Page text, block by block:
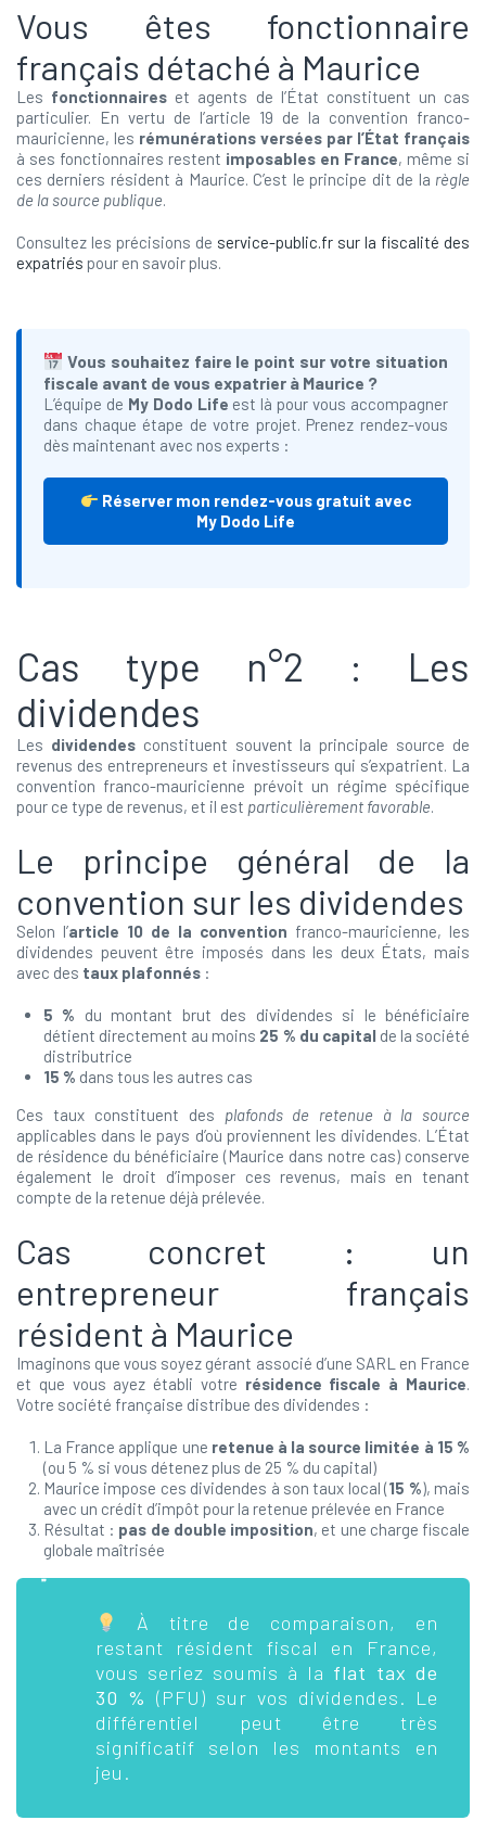
Vous êtes fonctionnaire
français détaché à Maurice
Les fonctionnaires et agents de l’État constituent un cas
particulier. En vertu de l’article 19 de la convention franco-
mauricienne, les rémunérations versées par l’État français
à ses fonctionnaires restent imposables en France, même si
ces derniers résident à Maurice. C’est le principe dit de la règle
de la source publique.
Consultez les précisions de service-public.fr sur la fiscalité des
expatriés pour en savoir plus.
Vous souhaitez faire le point sur votre situation
fiscale avant de vous expatrier à Maurice ?
L’équipe de My Dodo Life est là pour vous accompagner
dans chaque étape de votre projet. Prenez rendez-vous
dès maintenant avec nos experts :
Réserver mon rendez-vous gratuit avec
My Dodo Life
Cas type n°2 : Les
dividendes
Les dividendesconstituent souvent la principale source de
revenus des entrepreneurs et investisseurs qui s’expatrient. La
convention franco-mauricienne prévoit un régime spécifique
pour ce type de revenus, et il est particulièrement favorable.
Le principe général de la
convention sur les dividendes
Selon l’article 10 de la convention franco-mauricienne, les
dividendes peuvent être imposés dans les deux États, mais
avec des taux plafonnés :
5 % du montant brut des dividendes si le bénéficiaire
détient directement au moins 25 % du capital de la société
distributrice
15 % dans tous les autres cas
Ces taux constituent des plafonds de retenue à la source
applicables dans le pays d’où proviennent les dividendes. L’État
de résidence du bénéficiaire (Maurice dans notre cas) conserve
également le droit d’imposer ces revenus, mais en tenant
compte de la retenue déjà prélevée.
Cas concret : un
entrepreneur français
résident à Maurice
Imaginons que vous soyez gérant associé d’une SARL en France
et que vous ayez établi votre résidence fiscale à Maurice.
Votre société française distribue des dividendes :
La France applique une retenue à la source limitée à 15 %
(ou 5 % si vous détenez plus de 25 % du capital)
Maurice impose ces dividendes à son taux local (15 %), mais
avec un crédit d’impôt pour la retenue prélevée en France
Résultat : pas de double imposition, et une charge fiscale
globale maîtrisée
À titre de comparaison, en
restant résident fiscal en France,
vous seriez soumis à la flat tax de
30 % (PFU) sur vos dividendes. Le
différentiel peut être très
significatif selon les montants en
jeu.